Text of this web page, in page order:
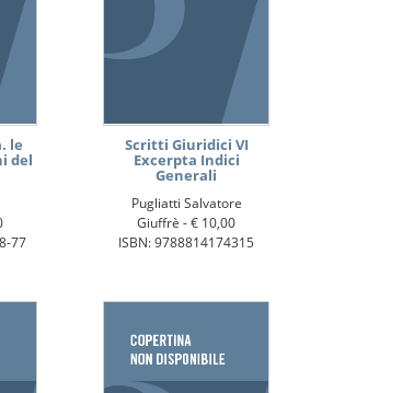
le
del
77
Scritti Giuridici VI
Excerpta Indici
Generali
Pugliatti Salvatore
Giuffrè -€ 10,00
ISBN: 9788814174315